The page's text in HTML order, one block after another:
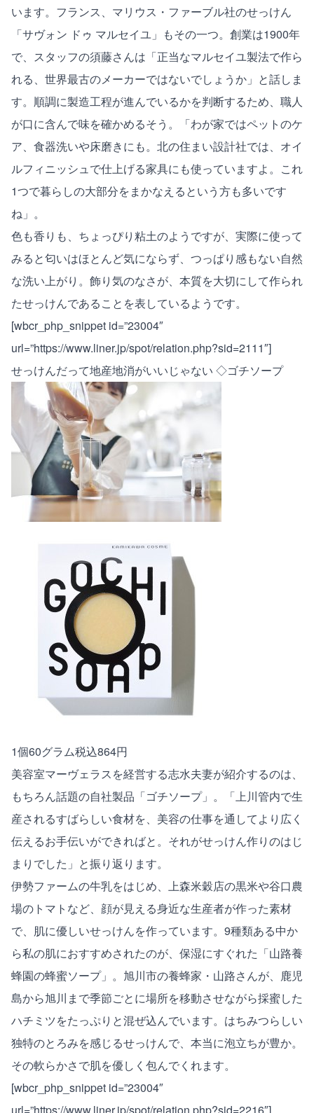
います。フランス、マリウス・ファーブル社のせっけん
「サヴォン ドゥ マルセイユ」もその一つ。創業は1900年
で、スタッフの須藤さんは「正当なマルセイユ製法で作ら
れる、世界最古のメーカーではないでしょうか」と話しま
す。順調に製造工程が進んでいるかを判断するため、職人
が口に含んで味を確かめるそう。「わが家ではペットのケ
ア、食器洗いや床磨きにも。北の住まい設計社では、オイ
ルフィニッシュで仕上げる家具にも使っていますよ。これ
1つで暮らしの大部分をまかなえるという方も多いです
ね」。
色も香りも、ちょっぴり粘土のようですが、実際に使って
みると匂いはほとんど気にならず、つっぱり感もない自然
な洗い上がり。飾り気のなさが、本質を大切にして作られ
たせっけんであることを表しているようです。
[wbcr_php_snippet id=”23004″
url=”https://www.liner.jp/spot/relation.php?sid=2111″]
せっけんだって地産地消がいいじゃない ◇ゴチソープ
1個60グラム税込864円
美容室マーヴェラスを経営する志水夫妻が紹介するのは、
もちろん話題の自社製品「ゴチソープ」。「上川管内で生
産されるすばらしい食材を、美容の仕事を通してより広く
伝えるお手伝いができればと。それがせっけん作りのはじ
まりでした」と振り返ります。
伊勢ファームの牛乳をはじめ、上森米穀店の黒米や谷口農
場のトマトなど、顔が見える身近な生産者が作った素材
で、肌に優しいせっけんを作っています。9種類ある中か
ら私の肌におすすめされたのが、保湿にすぐれた「山路養
蜂園の蜂蜜ソープ」。旭川市の養蜂家・山路さんが、鹿児
島から旭川まで季節ごとに場所を移動させながら採蜜した
ハチミツをたっぷりと混ぜ込んでいます。はちみつらしい
独特のとろみを感じるせっけんで、本当に泡立ちが豊か。
その軟らかさで肌を優しく包んでくれます。
[wbcr_php_snippet id=”23004″
url=”https://www.liner.jp/spot/relation.php?sid=2216″]